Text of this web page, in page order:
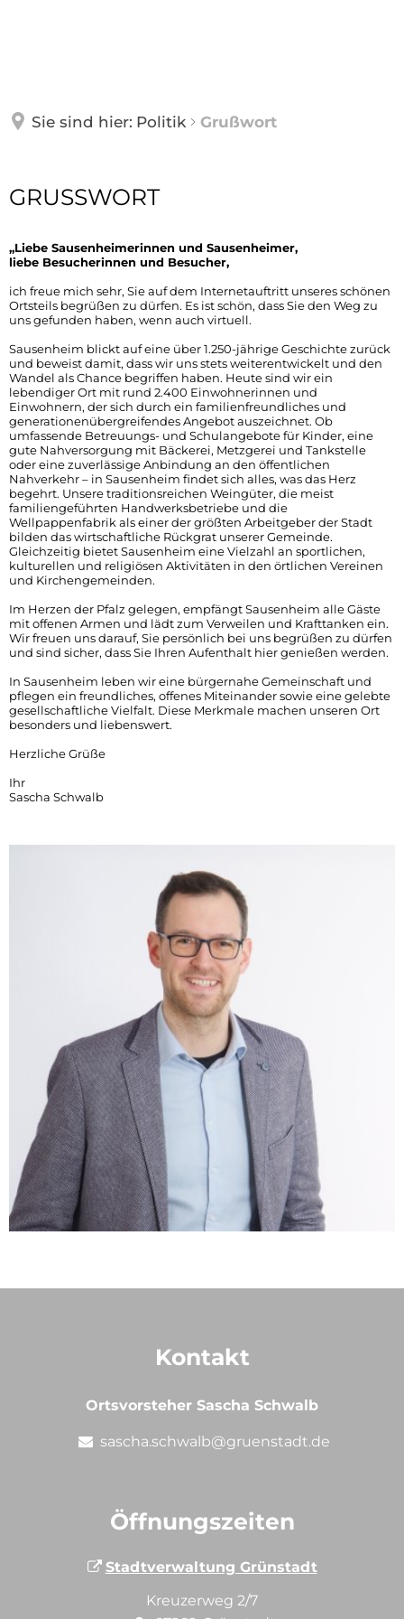
Ortsbeiratssitzungen
Wahlen
Grundschule Schule am Ritterstein
Kindergarten Sausenheim
Kirchen
Ortssanierung
Standortvorteil
Übersichtskarte
Grünstadter Himmelspfad - Kurztour
Kulinarik
Sausenheimer Hörspaziergang
Spielplätze
Unterkünfte
Vereine
Wandern & Radfahren
Weingräfinnen
WEINBAUBETRIEBE
Sie sind hier: Politik Grußwort
Grußwort
GRUSSWORT
„Liebe Sausenheimerinnen und Sausenheimer,
liebe Besucherinnen und Besucher,
ich freue mich sehr, Sie auf dem Internetauftritt unseres schönen
Ortsteils begrüßen zu dürfen. Es ist schön, dass Sie den Weg zu
uns gefunden haben, wenn auch virtuell.
Sausenheim blickt auf eine über 1.250-jährige Geschichte zurück
und beweist damit, dass wir uns stets weiterentwickelt und den
Wandel als Chance begriffen haben. Heute sind wir ein
lebendiger Ort mit rund 2.400 Einwohnerinnen und
Einwohnern, der sich durch ein familienfreundliches und
generationenübergreifendes Angebot auszeichnet. Ob
umfassende Betreuungs- und Schulangebote für Kinder, eine
gute Nahversorgung mit Bäckerei, Metzgerei und Tankstelle
oder eine zuverlässige Anbindung an den öffentlichen
Nahverkehr – in Sausenheim findet sich alles, was das Herz
begehrt. Unsere traditionsreichen Weingüter, die meist
familiengeführten Handwerksbetriebe und die
Wellpappenfabrik als einer der größten Arbeitgeber der Stadt
bilden das wirtschaftliche Rückgrat unserer Gemeinde.
Gleichzeitig bietet Sausenheim eine Vielzahl an sportlichen,
kulturellen und religiösen Aktivitäten in den örtlichen Vereinen
und Kirchengemeinden.
Im Herzen der Pfalz gelegen, empfängt Sausenheim alle Gäste
mit offenen Armen und lädt zum Verweilen und Krafttanken ein.
Wir freuen uns darauf, Sie persönlich bei uns begrüßen zu dürfen
und sind sicher, dass Sie Ihren Aufenthalt hier genießen werden.
In Sausenheim leben wir eine bürgernahe Gemeinschaft und
pflegen ein freundliches, offenes Miteinander sowie eine gelebte
gesellschaftliche Vielfalt. Diese Merkmale machen unseren Ort
besonders und liebenswert.
Herzliche Grüße
Ihr
Sascha Schwalb
Kontakt
Ortsvorsteher Sascha Schwalb
sascha.schwalb@gruenstadt.de
Öffnungszeiten
Stadtverwaltung Grünstadt
Kreuzerweg 2/7